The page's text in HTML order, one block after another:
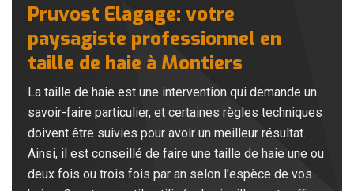
Pruvost Elagage: votre
paysagiste professionnel en
taille de haie à Montiers
La taille de haie est une intervention qui demande un
savoir-faire particulier, et certaines règles techniques
doivent être suivies pour avoir un meilleur résultat.
Ainsi, il est conseillé de faire une taille de haie une ou
deux fois ou trois fois par an selon l'espèce de vos